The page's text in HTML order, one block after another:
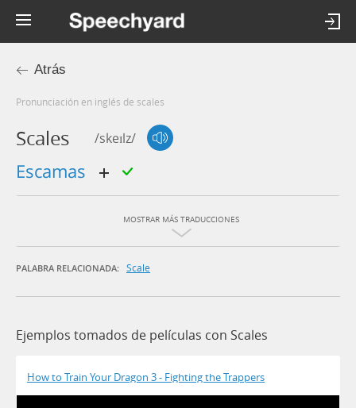
Atrás
Pronunciación en inglés de scales
Scales /skeɪlz/
escamas
MOSTRAR MÁS TRADUCCIONES
PALABRA RELACIONADA: Scale
Ejemplos tomados de películas con Scales
How to Train Your Dragon 3 - Fighting the Trappers